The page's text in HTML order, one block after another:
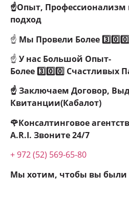
☝Опыт,
подход
☝ Мы Провели Более
☝ У нас Большой Опыт-
Более3️⃣0️⃣0️⃣ Счастливых
☝ Заключаем Договор,
Квитанции(Кабалот)
🌹Консалтинговое
A.R.I. Звоните 24/7
+ 972 (52) 569-65-80
Мы хотим, чтобы вы были